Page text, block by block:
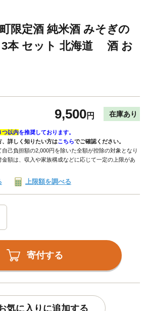
限定酒 純米酒 みそぎの
3本 セット 北海道 酒 お
9,500円 在庫あり
つ以内を推奨しております。
、詳しく知りたい方はこちらでご確認ください。
己負担額の2,000円を除いた全額が控除の対象となり
額は、収入や家族構成などに応じて一定の上限があ
上限額を調べる
寄付する
気に入りに追加する